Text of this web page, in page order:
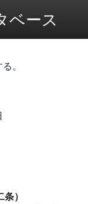
ベース
。
）